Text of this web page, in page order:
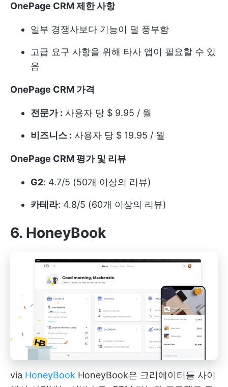
OnePage CRM 제한 사항
일부 경쟁사보다 기능이 덜 풍부함
고급 요구 사항을 위해 타사 앱이 필요할 수 있
음
OnePage CRM 가격
전문가 : 사용자 당 $ 9.95 / 월
비즈니스 : 사용자 당 $ 19.95 / 월
OnePage CRM 평가 및 리뷰
G2: 4.7/5 (50개 이상의 리뷰)
카테라: 4.8/5 (60개 이상의 리뷰)
6. HoneyBook
via HoneyBook HoneyBook은 크리에이터들 사이